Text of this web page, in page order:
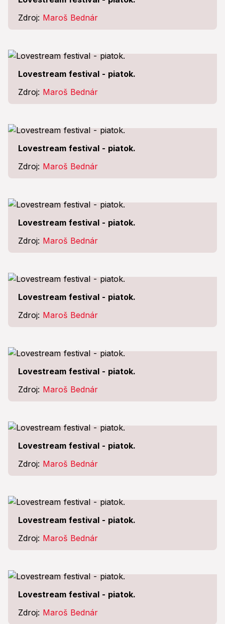
Zdroj: Maroš Bednár
Lovestream festival - piatok.
Zdroj: Maroš Bednár
Lovestream festival - piatok.
Zdroj: Maroš Bednár
Lovestream festival - piatok.
Zdroj: Maroš Bednár
Lovestream festival - piatok.
Zdroj: Maroš Bednár
Lovestream festival - piatok.
Zdroj: Maroš Bednár
Lovestream festival - piatok.
Zdroj: Maroš Bednár
Lovestream festival - piatok.
Zdroj: Maroš Bednár
Lovestream festival - piatok.
Zdroj: Maroš Bednár